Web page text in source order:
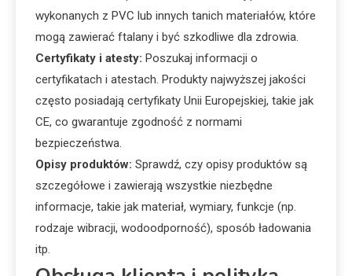
wykonanych z PVC lub innych tanich materiałów, które
mogą zawierać ftalany i być szkodliwe dla zdrowia.
Certyfikaty i atesty: Poszukaj informacji o
certyfikatach i atestach. Produkty najwyższej jakości
często posiadają certyfikaty Unii Europejskiej, takie jak
CE, co gwarantuje zgodność z normami
bezpieczeństwa.
Opisy produktów: Sprawdź, czy opisy produktów są
szczegółowe i zawierają wszystkie niezbędne
informacje, takie jak materiał, wymiary, funkcje (np.
rodzaje wibracji, wodoodporność), sposób ładowania
itp.